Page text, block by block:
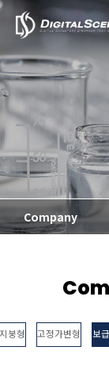
Company
붕형 고정가변형 보